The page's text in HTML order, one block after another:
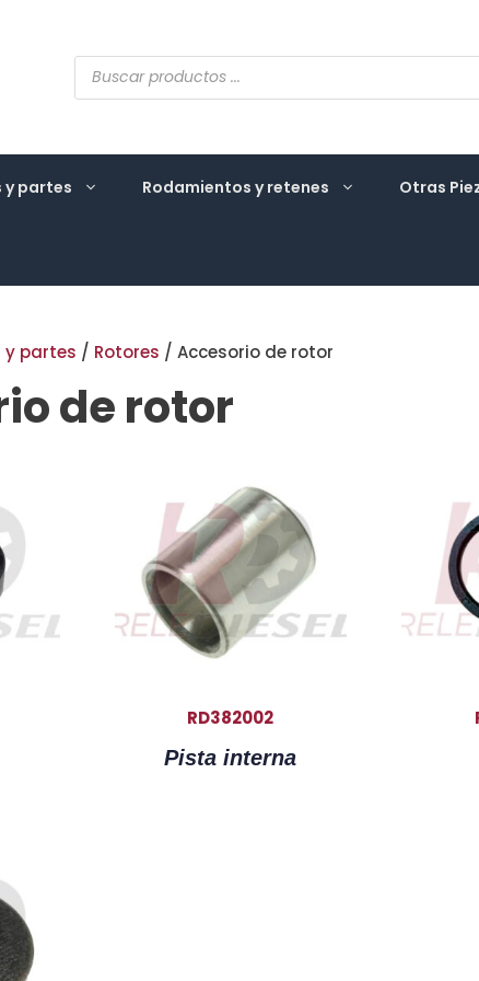
Búsqueda
de
productos
y partes Rodamientos y retenes Otras
y partes / Rotores / Accesorio de rotor
de rotor
RD382002
Pista interna